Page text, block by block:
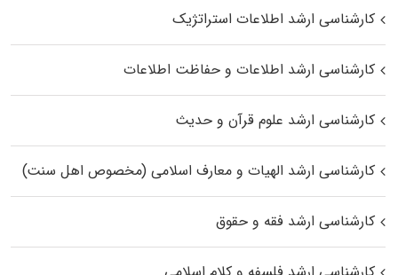
کارشناسی ارشد اطلاعات استراتژیک
کارشناسی ارشد اطلاعات و حفاظت اطلاعات
کارشناسی ارشد علوم قرآن و حدیث
کارشناسی ارشد الهیات و معارف اسلامی (مخصوص اهل سنت)
کارشناسی ارشد فقه و حقوق